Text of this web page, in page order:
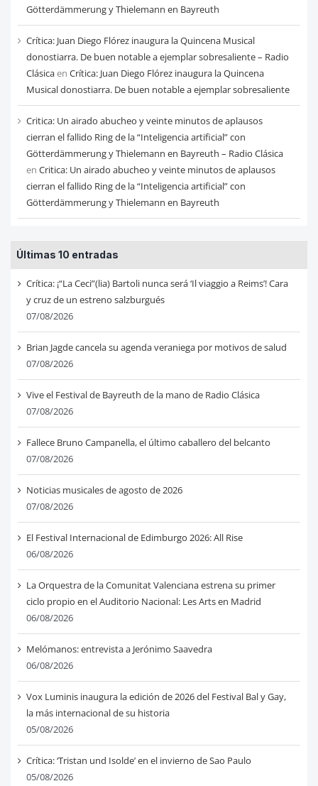
Götterdämmerung y Thielemann en Bayreuth
Crítica: Juan Diego Flórez inaugura la Quincena Musical
donostiarra. De buen notable a ejemplar sobresaliente – Radio
Clásicaen Crítica: Juan Diego Flórez inaugura la Quincena
Musical donostiarra. De buen notable a ejemplar sobresaliente
Critica: Un airado abucheo y veinte minutos de aplausos
cierran el fallido Ring de la “Inteligencia artificial” con
Götterdämmerung y Thielemann en Bayreuth – Radio Clásica
en Critica: Un airado abucheo y veinte minutos de aplausos
cierran el fallido Ring de la “Inteligencia artificial” con
Götterdämmerung y Thielemann en Bayreuth
Últimas 10 entradas
Crítica: ¡“La Ceci”(lia) Bartoli nunca será ‘Il viaggio a Reims’! Cara
y cruz de un estreno salzburgués
07/08/2026
Brian Jagde cancela su agenda veraniega por motivos de salud
07/08/2026
Vive el Festival de Bayreuth de la mano de Radio Clásica
07/08/2026
Fallece Bruno Campanella, el último caballero del belcanto
07/08/2026
Noticias musicales de agosto de 2026
07/08/2026
El Festival Internacional de Edimburgo 2026: All Rise
06/08/2026
La Orquestra de la Comunitat Valenciana estrena su primer
ciclo propio en el Auditorio Nacional: Les Arts en Madrid
06/08/2026
Melómanos: entrevista a Jerónimo Saavedra
06/08/2026
Vox Luminis inaugura la edición de 2026 del Festival Bal y Gay,
la más internacional de su historia
05/08/2026
Crítica: ‘Tristan und Isolde’ en el invierno de Sao Paulo
05/08/2026